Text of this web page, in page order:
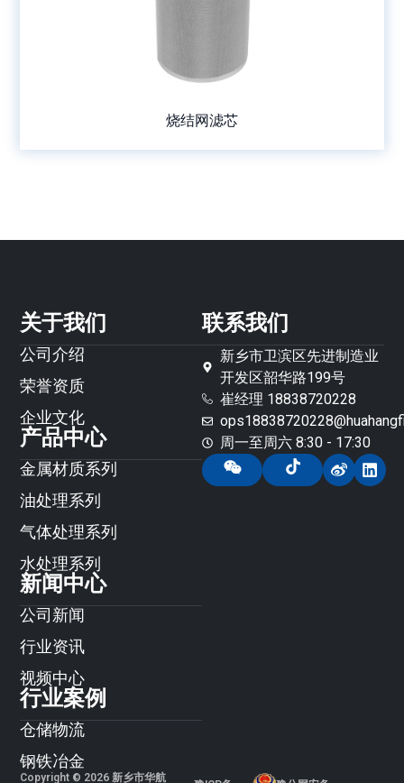
烧结网滤芯
关于我们
公司介绍
荣誉资质
企业文化
产品中心
金属材质系列
油处理系列
气体处理系列
水处理系列
新闻中心
公司新闻
行业资讯
视频中心
行业案例
仓储物流
钢铁冶金
联系我们
新乡市卫滨区先进制造业
开发区韶华路199号
崔经理 18838720228
周一至周六 8:30 - 17:30
Copyright © 2026 新乡市华航